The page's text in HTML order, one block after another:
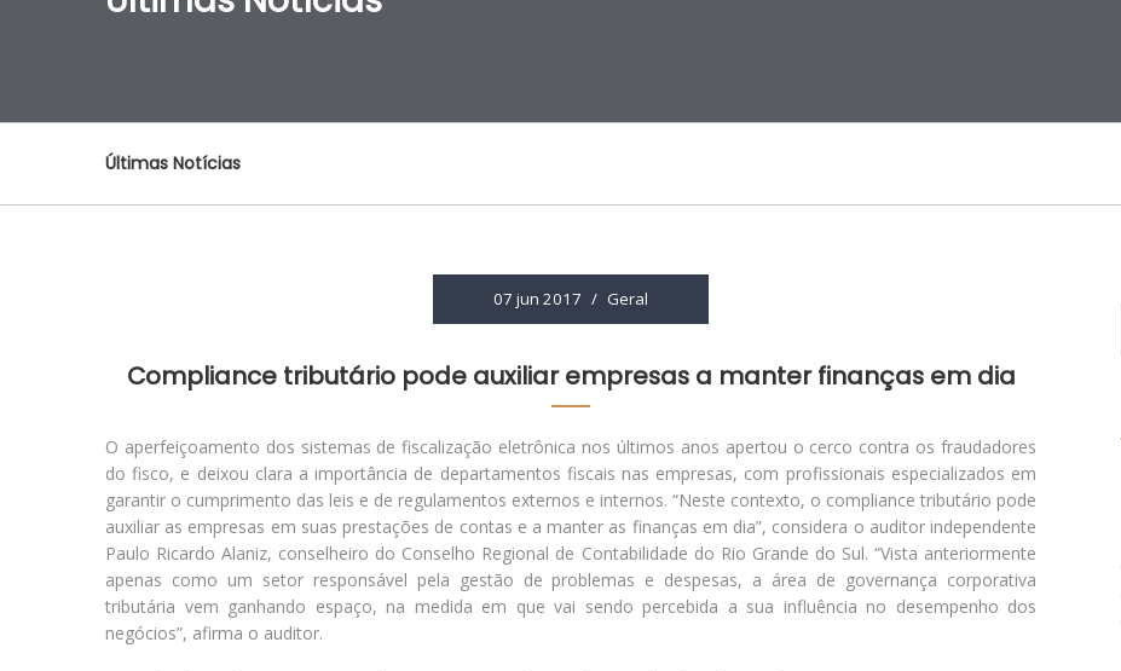
Últimas Notícias
07 jun 2017 / Geral
Compliance tributário pode auxiliar empresas a manter finanças em dia
O aperfeiçoamento dos sistemas de fiscalização eletrônica nos últimos anos apertou o cerco contra os fraudadores
do fisco, e deixou clara a importância de departamentos fiscais nas empresas, com profissionais especializados em
garantir o cumprimento das leis e de regulamentos externos e internos. “Neste contexto, o compliance tributário pode
auxiliar as empresas em suas prestações de contas e a manter as finanças em dia”, considera o auditor independente
Paulo Ricardo Alaniz, conselheiro do Conselho Regional de Contabilidade do Rio Grande do Sul. “Vista anteriormente
apenas como um setor responsável pela gestão de problemas e despesas, a área de governança corporativa
tributária vem ganhando espaço, na medida em que vai sendo percebida a sua influência no desempenho dos
negócios”, afirma o auditor.